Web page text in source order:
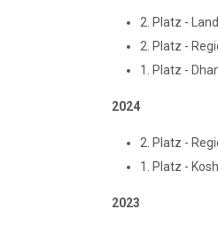
2. Platz -
2. Platz -
1. Platz -
2024
2. Platz -
1. Platz -
2023